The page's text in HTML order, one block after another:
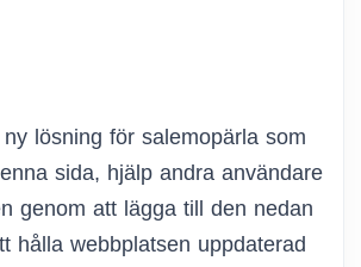
lösning för salemopärla som
sida, hjälp andra användare
genom att lägga till den nedan
hålla webbplatsen uppdaterad